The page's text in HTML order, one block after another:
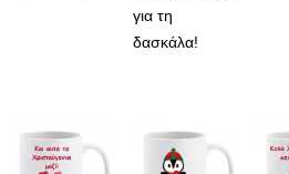
προϊόντος
range:για τη
δασκάλα!